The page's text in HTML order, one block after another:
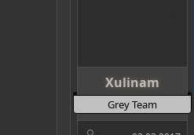
Xulinam
Grey Team